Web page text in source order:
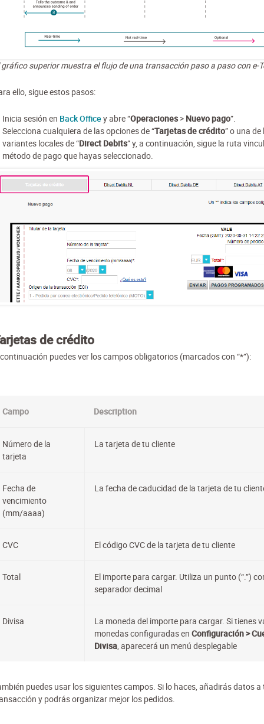
gráfico superior muestra el flujo de una transacción paso a paso con e-
ello, sigue estos pasos:
Inicia sesión en Back Office y abre “Operaciones> Nuevo pago”.
Selecciona cualquiera de las opciones de “Tarjetas de crédito” o una de
variantes locales de “Direct Debits” y, a continuación, sigue la ruta
método de pago que hayas seleccionado.
de crédito
puedes ver los campos obligatorios (marcados con “*”):
Campo Description
Número de la
tarjeta
La tarjeta de tu cliente
Fecha de
vencimiento
(mm/aaaa)
La fecha de caducidad de la tarjeta de tu
CVC El código CVC de la tarjeta de tu cliente
Total
El importe para cargar. Utiliza un punto (“.”)
separador decimal
Divisa
La moneda del importe para cargar. Si tienes
monedas configuradas enConfiguración >
Divisa, aparecerá un menú desplegable
puedes usar los siguientes campos. Si lo haces, añadirás datos a
y podrás organizar mejor los pedidos.